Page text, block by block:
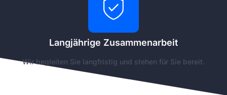
Langjährige Zusammenarbeit
Wir begleiten Sie langfristig und stehen für Sie bereit.